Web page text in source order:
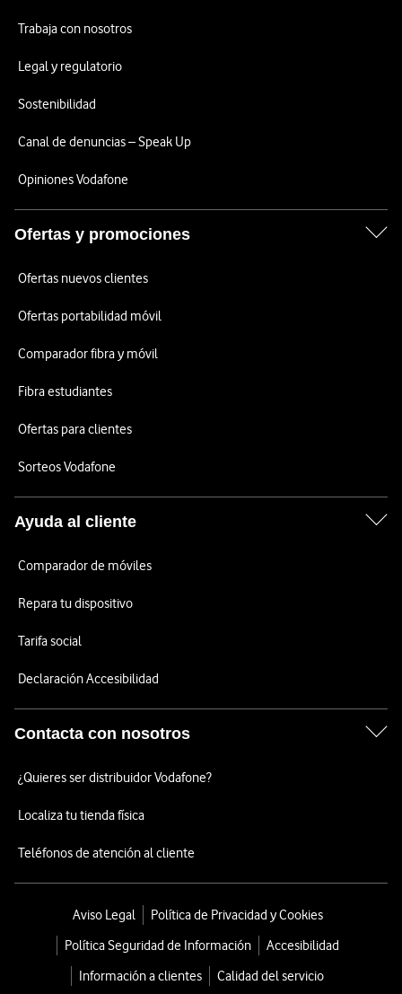
Trabaja con nosotros
Legal y regulatorio
Sostenibilidad
Canal de denuncias – Speak Up
Opiniones Vodafone
Ofertas y promociones
Ofertas nuevos clientes
Ofertas portabilidad móvil
Comparador fibra y móvil
Fibra estudiantes
Ofertas para clientes
Sorteos Vodafone
Ayuda al cliente
Comparador de móviles
Repara tu dispositivo
Tarifa social
Declaración Accesibilidad
Contacta con nosotros
¿Quieres ser distribuidor Vodafone?
Localiza tu tienda física
Teléfonos de atención al cliente
Aviso Legal
Política de Privacidad y Cookies
Política Seguridad de Información
Accesibilidad
Información a clientes
Calidad del servicio